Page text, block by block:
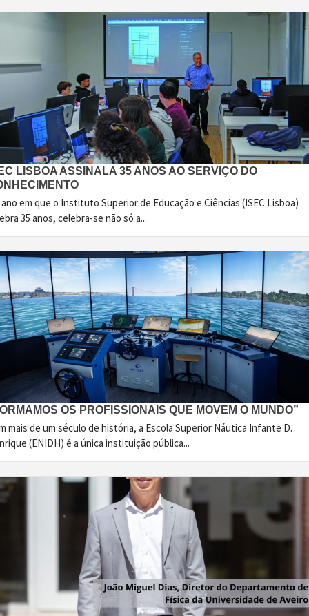
LISBOA ASSINALA 35 ANOS AO SERVIÇO DO
em que o Instituto Superior de Educação e Ciências (ISEC Lisboa)
35 anos, celebra-se não só a...
OS PROFISSIONAIS QUE MOVEM O MUNDO”
mais de um século de história, a Escola Superior Náutica Infante D.
(ENIDH) é a única instituição pública...